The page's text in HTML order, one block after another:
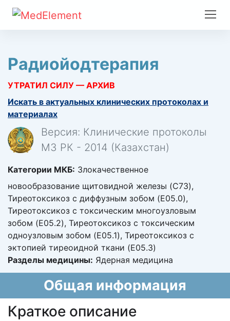
Радиойодтерапия
УТРАТИЛ СИЛУ — АРХИВ
Искать в актуальных клинических протоколах и
материалах
Версия: Клинические протоколы
МЗ РК - 2014 (Казахстан)
Категории МКБ: Злокачественное
новообразование щитовидной железы (C73),
Тиреотоксикоз с диффузным зобом (E05.0),
Тиреотоксикоз с токсическим многоузловым
зобом (E05.2), Тиреотоксикоз с токсическим
одноузловым зобом (E05.1), Тиреотоксикоз с
эктопией тиреоидной ткани (E05.3)
Разделы медицины: Ядерная медицина
Общая информация
Краткое описание